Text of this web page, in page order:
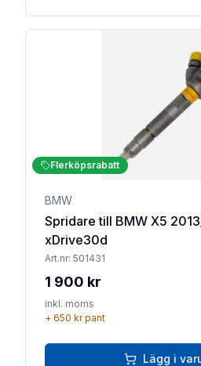
Flerköpsrabatt
BMW
Spridare till BMW X5
xDrive30d
Art.nr: 501431
1 900 kr
inkl. moms
+ 650 krpant
Lägg i